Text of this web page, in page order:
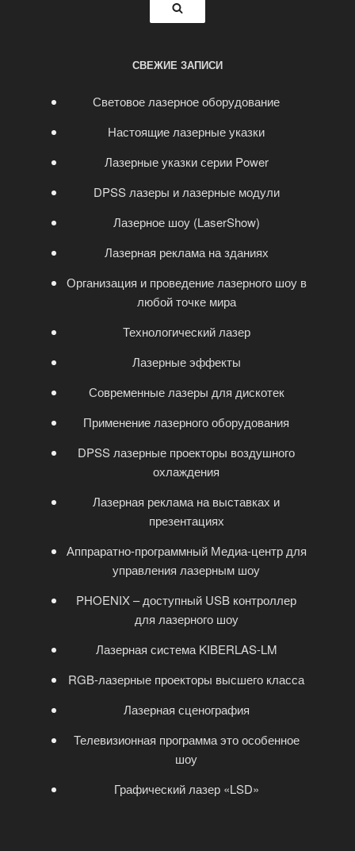
СВЕЖИЕ ЗАПИСИ
Световое лазерное оборудование
Настоящие лазерные указки
Лазерные указки серии Power
DPSS лазеры и лазерные модули
Лазерное шоу (LaserShow)
Лазерная реклама на зданиях
Организация и проведение лазерного шоу в
любой точке мира
Технологический лазер
Лазерные эффекты
Современные лазеры для дискотек
Применение лазерного оборудования
DPSS лазерные проекторы воздушного
охлаждения
Лазерная реклама на выставках и
презентациях
Аппраратно-программный Медиа-центр для
управления лазерным шоу
PHOENIX – доступный USB контроллер
для лазерного шоу
Лазерная система KIBERLAS-LM
RGB-лазерные проекторы высшего класса
Лазерная сценография
Телевизионная программа это особенное
шоу
Графический лазер «LSD»